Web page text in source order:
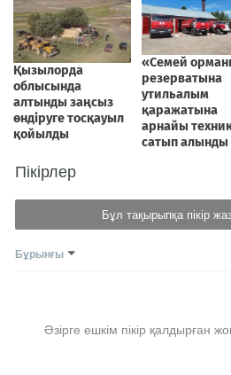
Пікірлер
Бұл тақырыпқа пікір
Бұрынғы
Әзірге ешкім пікір қалдырған